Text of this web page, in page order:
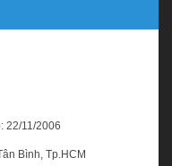
22/11/2006
Bình, Tp.HCM